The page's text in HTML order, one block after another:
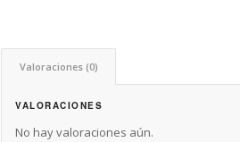
Valoraciones (0)
VALORACIONES
No hay valoraciones aún.